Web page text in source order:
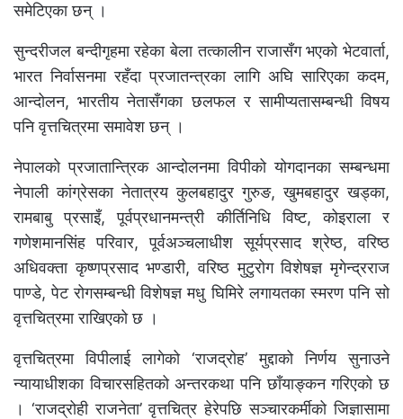
समेटिएका छन् ।
सुन्दरीजल बन्दीगृहमा रहेका बेला तत्कालीन राजासँग भएको भेटवार्ता,
भारत निर्वासनमा रहँदा प्रजातन्त्रका लागि अघि सारिएका कदम,
आन्दोलन, भारतीय नेतासँगका छलफल र सामीप्यतासम्बन्धी विषय
पनि वृत्तचित्रमा समावेश छन् ।
नेपालको प्रजातान्त्रिक आन्दोलनमा विपीको योगदानका सम्बन्धमा
नेपाली कांग्रेसका नेतात्रय कुलबहादुर गुरुङ, खुमबहादुर खड्का,
रामबाबु प्रसाइँ, पूर्वप्रधानमन्त्री कीर्तिनिधि विष्ट, कोइराला र
गणेशमानसिंह परिवार, पूर्वअञ्चलाधीश सूर्यप्रसाद श्रेष्ठ, वरिष्ठ
अधिवक्ता कृष्णप्रसाद भण्डारी, वरिष्ठ मुटुरोग विशेषज्ञ मृगेन्द्रराज
पाण्डे, पेट रोगसम्बन्धी विशेषज्ञ मधु घिमिरे लगायतका स्मरण पनि सो
वृत्तचित्रमा राखिएको छ ।
वृत्तचित्रमा विपीलाई लागेको ‘राजद्रोह’ मुद्दाको निर्णय सुनाउने
न्यायाधीशका विचारसहितको अन्तरकथा पनि छाँयाङ्कन गरिएको छ
। ‘राजद्रोही राजनेता’ वृत्तचित्र हेरेपछि सञ्चारकर्मीको जिज्ञासामा